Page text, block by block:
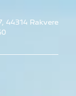
44314 Rakvere